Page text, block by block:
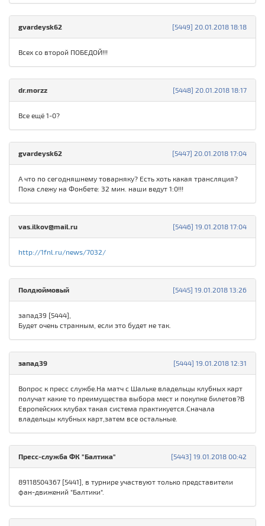
[5449] 20.01.2018 18:18
gvardeysk62
Всех со второй ПОБЕДОЙ!!!
[5448] 20.01.2018 18:17
dr.morzz
Все ещё 1-0?
[5447] 20.01.2018 17:04
gvardeysk62
А что по сегодняшнему товарняку? Есть хоть какая трансляция?
Пока слежу на Фонбете: 32 мин. наши ведут 1:0!!!
[5446] 19.01.2018 17:04
vas.ilkov@mail.ru
http://1fnl.ru/news/7032/
[5445] 19.01.2018 13:26
Полдюймовый
запад39 [5444],
Будет очень странным, если это будет не так.
[5444] 19.01.2018 12:31
запад39
Вопрос к пресс службе.На матч с Шальке владельцы клубных карт
получат какие то преимущества выбора мест и покупке билетов?В
Европейских клубах такая система практикуется.Сначала
владельцы клубных карт,затем все остальные.
[5443] 19.01.2018 00:42
Пресс-служба ФК "Балтика"
89118504367 [5441], в турнире участвуют только представители
фан-движений "Балтики".